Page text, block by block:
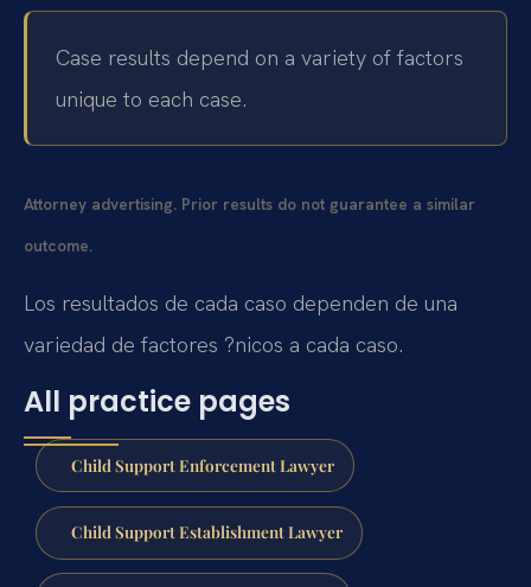
Case results depend on a variety of factors
unique to each case.
Attorney advertising. Prior results do not guarantee a similar
outcome.
Los resultados de cada caso dependen de una
variedad de factores ?nicos a cada caso.
All practice pages
Child Support Enforcement Lawyer
Child Support Establishment Lawyer